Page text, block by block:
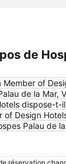
de
of
de la Mar,
dispose-t-
of Design
Palau de